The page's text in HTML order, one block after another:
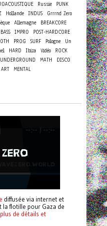
Russie
PUNK
Hollande INDUS
Grrrnd Zero
Allemagne
BREAKCORE
BASS IMPRO
POST-HARDCORE
PROG SURF Pologne
Un
HARD Ibiza Vidéo
ROCK
UNDERGROUND MATH
DISCO
ART MENTAL
diffusée via internet et
la flotille pour Gaza de
de détails et